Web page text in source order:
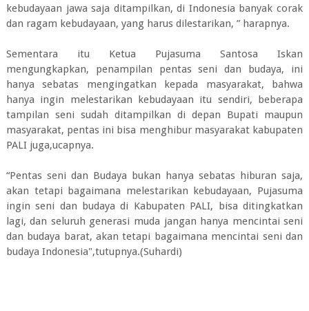
kebudayaan jawa saja ditampilkan, di Indonesia banyak corak
dan ragam kebudayaan, yang harus dilestarikan, ” harapnya.
Sementara itu Ketua Pujasuma Santosa Iskan
mengungkapkan, penampilan pentas seni dan budaya, ini
hanya sebatas mengingatkan kepada masyarakat, bahwa
hanya ingin melestarikan kebudayaan itu sendiri, beberapa
tampilan seni sudah ditampilkan di depan Bupati maupun
masyarakat, pentas ini bisa menghibur masyarakat kabupaten
PALI juga,ucapnya.
“Pentas seni dan Budaya bukan hanya sebatas hiburan saja,
akan tetapi bagaimana melestarikan kebudayaan, Pujasuma
ingin seni dan budaya di Kabupaten PALI, bisa ditingkatkan
lagi, dan seluruh generasi muda jangan hanya mencintai seni
dan budaya barat, akan tetapi bagaimana mencintai seni dan
budaya Indonesia",tutupnya.(Suhardi)